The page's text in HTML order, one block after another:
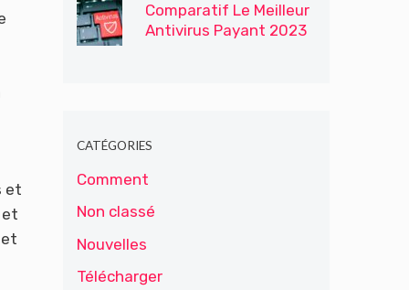
et
et
Comparatif Le Meilleur
Antivirus Payant 2023
CATÉGORIES
Comment
Non classé
Nouvelles
Télécharger